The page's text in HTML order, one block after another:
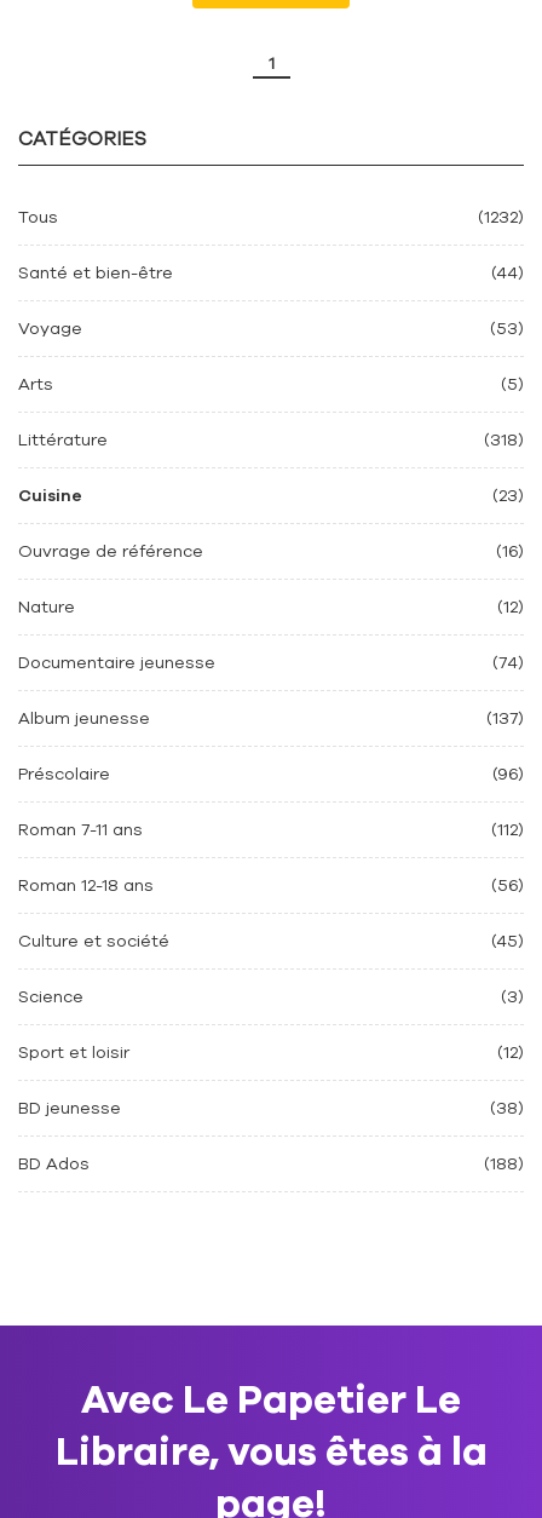
CATÉGORIES
Tous (1232)
Santé et bien-être (44)
Voyage (53)
Arts (5)
Littérature (318)
Cuisine (23)
Ouvrage de référence (16)
Nature (12)
Documentaire jeunesse (74)
Album jeunesse (137)
Préscolaire (96)
Roman 7-11 ans (112)
Roman 12-18 ans (56)
Culture et société (45)
Science (3)
Sport et loisir (12)
BD jeunesse (38)
BD Ados (188)
1
Avec Le Papetier Le
Libraire, vous êtes à la
page!